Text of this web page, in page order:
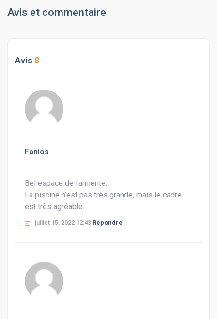
Avis et commentaire
Avis 8
Fanios
Bel espace de farniente.
La piscine n’est pas très grande, mais le cadre
est très agréable.
juillet 15, 2022 12:43 Répondre